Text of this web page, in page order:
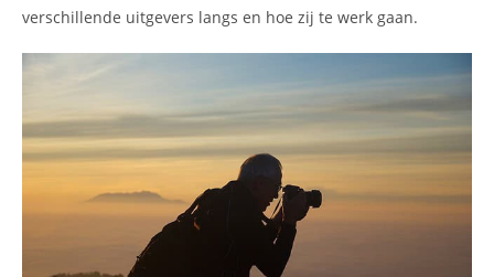
verschillende uitgevers langs en hoe zij te werk gaan.